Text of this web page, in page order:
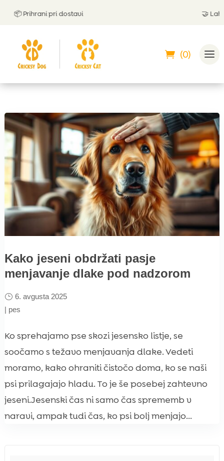
Prihrani pri dostavi Lahko
(0)
Kako jeseni obdržati pasje
menjavanje dlake pod nadzorom
6. avgusta 2025
| pes
Ko sprehajamo pse skozi jesensko listje, se
soočamo s težavo menjavanja dlake. Vedeti
moramo, kako ohraniti čistočo doma, ko se naši
psi prilagajajo hladu. To je še posebej zahtevno
jeseni.Jesenski čas ni samo čas sprememb v
naravi, ampak tudi čas, ko psi bolj menjajo...